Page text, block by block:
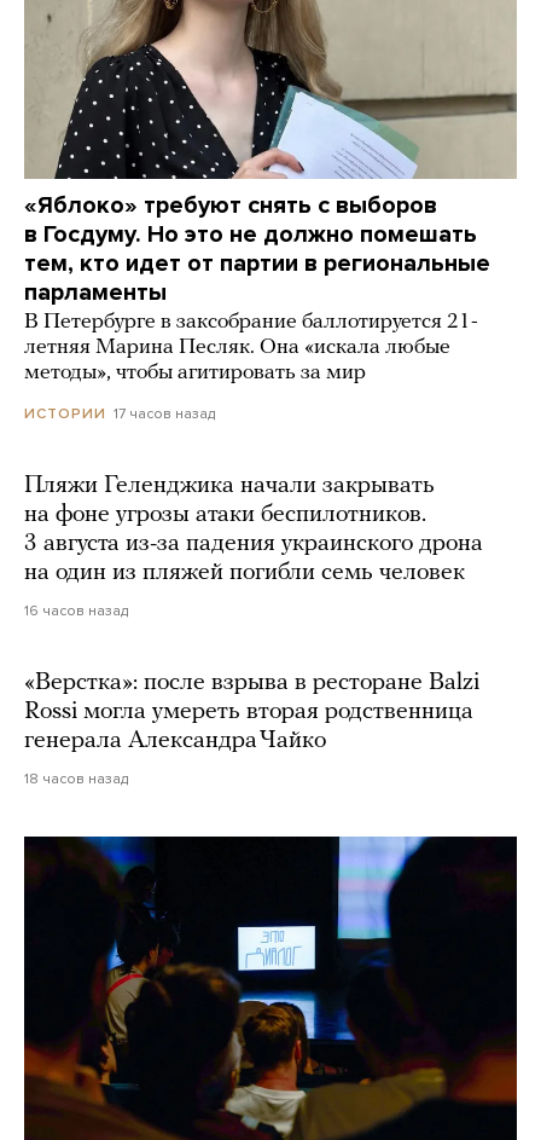
«Яблоко» требуют снять с выборов
в Госдуму. Но это не должно помешать
тем, кто идет от партии в региональные
парламенты
В Петербурге в заксобрание баллотируется 21-
летняя Марина Песляк. Она «искала любые
методы», чтобы агитировать за мир
ИСТОРИИ 17 часов назад
Пляжи Геленджика начали закрывать
на фоне угрозы атаки беспилотников.
3 августа из-за падения украинского дрона
на один из пляжей погибли семь человек
16 часов назад
«Верстка»: после взрыва в ресторане Balzi
Rossi могла умереть вторая родственница
генерала Александра Чайко
18 часов назад